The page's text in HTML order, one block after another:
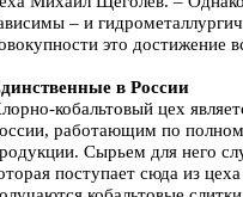
– и
это достижение
в России
кобальтовый цех
работающим по
Сырьем для него
поступает сюда из